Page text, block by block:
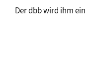
Der dbb wird ihm